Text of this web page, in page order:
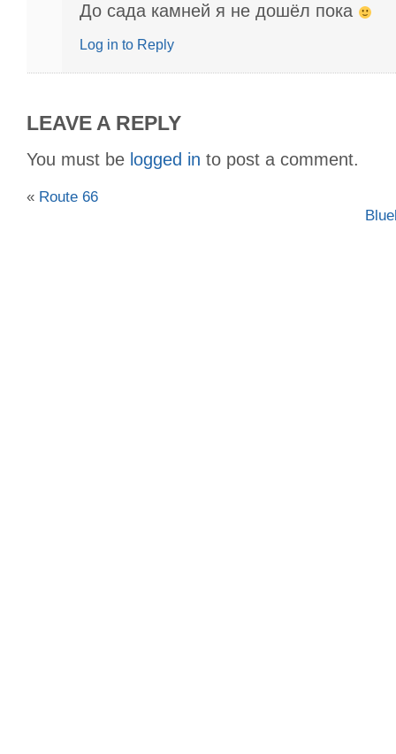
До сада камней я не дошёл пока
Log in to Reply
LEAVE A REPLY
You must be logged in to post a comment.
« Route 66